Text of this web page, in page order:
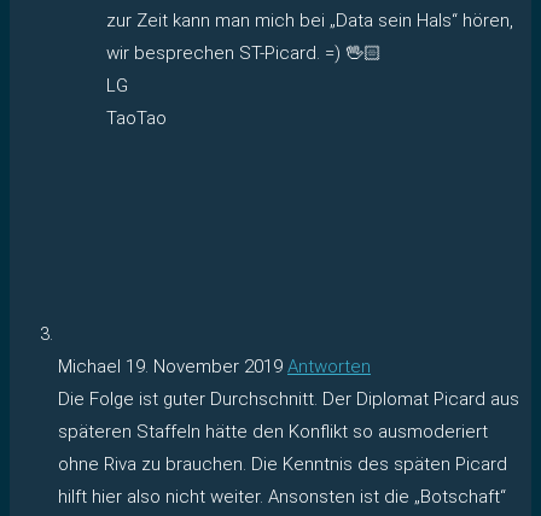
zur Zeit kann man mich bei „Data sein Hals“ hören,
wir besprechen ST-Picard. =) 🖖🏻
LG
TaoTao
Michael 19. November 2019 Antworten
Die Folge ist guter Durchschnitt. Der Diplomat Picard aus
späteren Staffeln hätte den Konflikt so ausmoderiert
ohne Riva zu brauchen. Die Kenntnis des späten Picard
hilft hier also nicht weiter. Ansonsten ist die „Botschaft“